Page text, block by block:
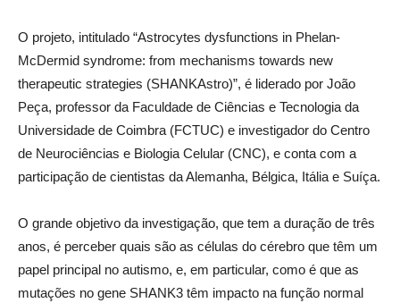
O projeto, intitulado “Astrocytes dysfunctions in Phelan-
McDermid syndrome: from mechanisms towards new
therapeutic strategies (SHANKAstro)”, é liderado por João
Peça, professor da Faculdade de Ciências e Tecnologia da
Universidade de Coimbra (FCTUC) e investigador do Centro
de Neurociências e Biologia Celular (CNC), e conta com a
participação de cientistas da Alemanha, Bélgica, Itália e Suíça.
O grande objetivo da investigação, que tem a duração de três
anos, é perceber quais são as células do cérebro que têm um
papel principal no autismo, e, em particular, como é que as
mutações no gene SHANK3 têm impacto na função normal